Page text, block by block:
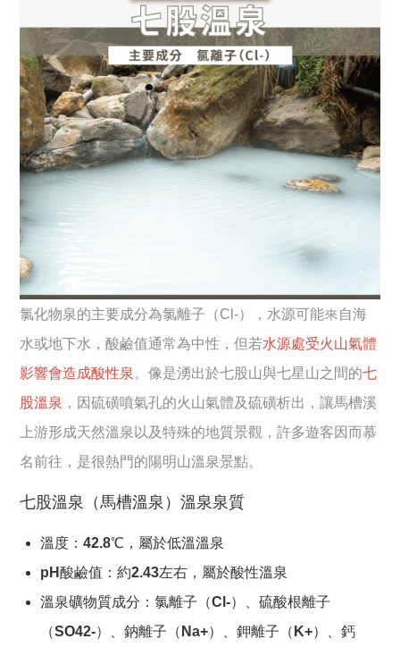
氯化物泉的主要成分為氯離子（Cl-），水源可能來自海
水或地下水，酸鹼值通常為中性，但若水源處受火山氣體
影響會造成酸性泉。像是湧出於七股山與七星山之間的七
股溫泉 ，因硫磺噴氣孔的火山氣體及硫磺析出，讓馬槽溪
上游形成天然溫泉以及特殊的地質景觀，許多遊客因而慕
名前往，是很熱門的陽明山溫泉景點。
七股溫泉（馬槽溫泉）溫泉泉質
溫度：42.8℃，屬於低溫溫泉
pH酸鹼值：約2.43左右，屬於酸性溫泉
溫泉礦物質成分：氯離子（Cl-）、硫酸根離子
（SO42-）、鈉離子（Na+）、鉀離子（K+）、鈣